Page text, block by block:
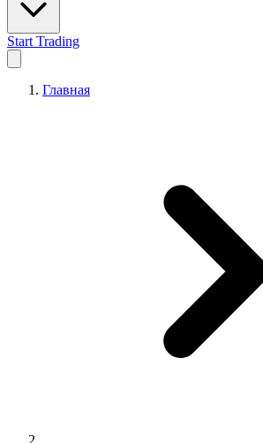
Start Trading
Главная